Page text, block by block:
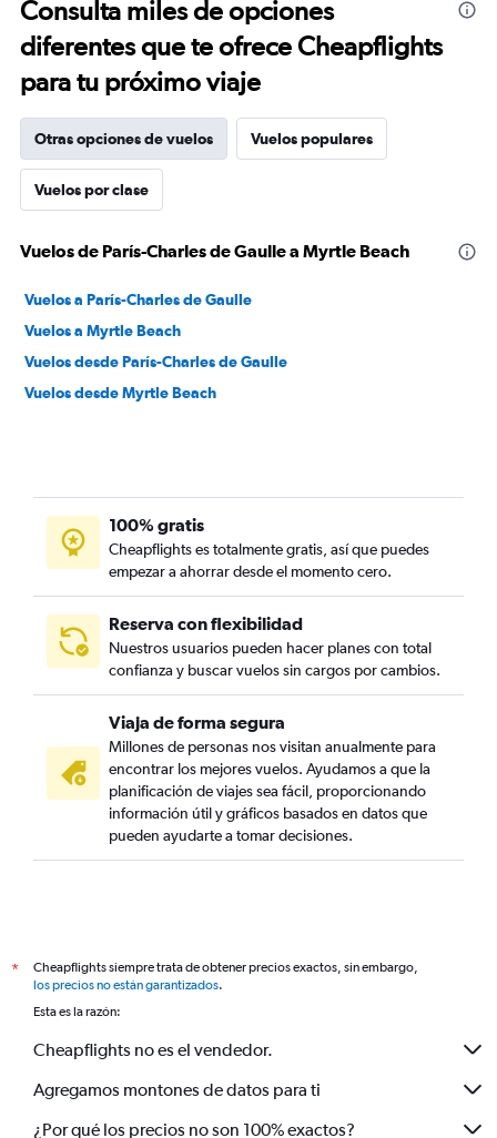
Consulta miles de opciones
diferentes que te ofrece Cheapflights
para tu próximo viaje
Otras opciones de vuelos Vuelos populares
Vuelos por clase
Vuelos de París-Charles de Gaulle a Myrtle Beach
Vuelos a París-Charles de Gaulle
Vuelos a Myrtle Beach
Vuelos desde París-Charles de Gaulle
Vuelos desde Myrtle Beach
100% gratis
Cheapflights es totalmente gratis, así que puedes
empezar a ahorrar desde el momento cero.
Reserva con flexibilidad
Nuestros usuarios pueden hacer planes con total
confianza y buscar vuelos sin cargos por cambios.
Viaja de forma segura
Millones de personas nos visitan anualmente para
encontrar los mejores vuelos. Ayudamos a que la
planificación de viajes sea fácil, proporcionando
información útil y gráficos basados en datos que
pueden ayudarte a tomar decisiones.
*
Cheapflights siempre trata de obtener precios exactos, sin embargo,
los precios no están garantizados.
Esta es la razón:
Cheapflights no es el vendedor.
Agregamos montones de datos para ti
¿Por qué los precios no son 100% exactos?